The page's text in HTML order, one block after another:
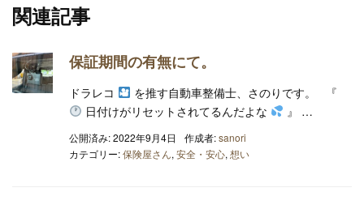
関連記事
保証期間の有無にて。
ドラレコ
を推す自動車整備士、さのりです。 『
日付けがリセットされてるんだよな
』 …
公開済み: 2022年9月4日 作成者:sanori
カテゴリー:保険屋さん, 安全・安心, 想い